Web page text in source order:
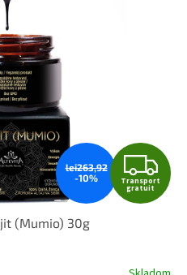
lei263,92
-10%
Z
D
R
Transport
gratuit
(Mumio) 30g